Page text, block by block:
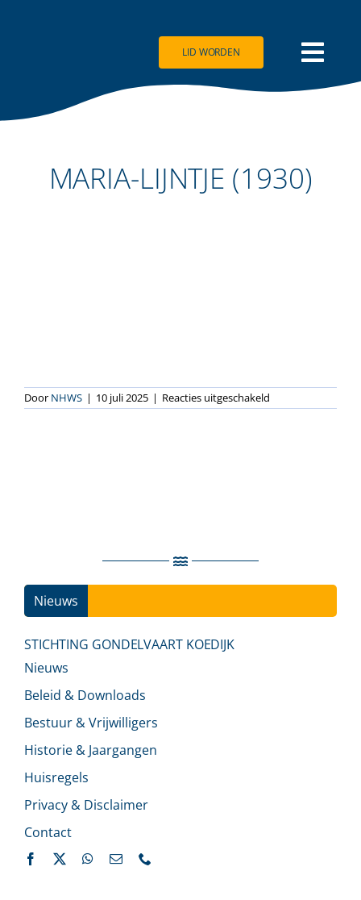
LID WORDEN
MARIA-LIJNTJE (1930)
Door NHWS | 10 juli 2025 | Reacties uitgeschakeld
Maria-
Nieuws
STICHTING GONDELVAART KOEDIJK
Nieuws
Beleid & Downloads
Bestuur & Vrijwilligers
Historie & Jaargangen
Huisregels
Privacy & Disclaimer
Contact